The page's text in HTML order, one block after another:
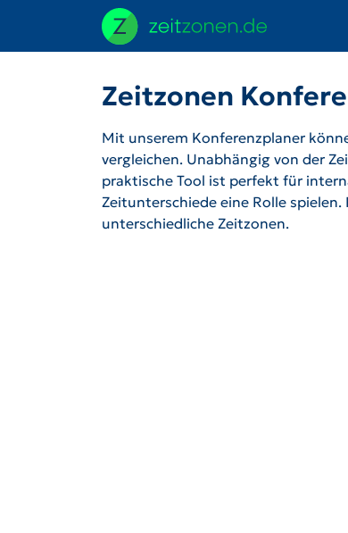
Zeitzonen
Mit unserem Konferenzplaner
vergleichen. Unabhängig von der
praktische Tool ist perfekt für
Zeitunterschiede eine Rolle
unterschiedliche Zeitzonen.